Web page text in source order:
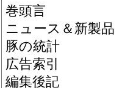
巻頭言
ニュース＆新製品
豚の統計
広告索引
編集後記